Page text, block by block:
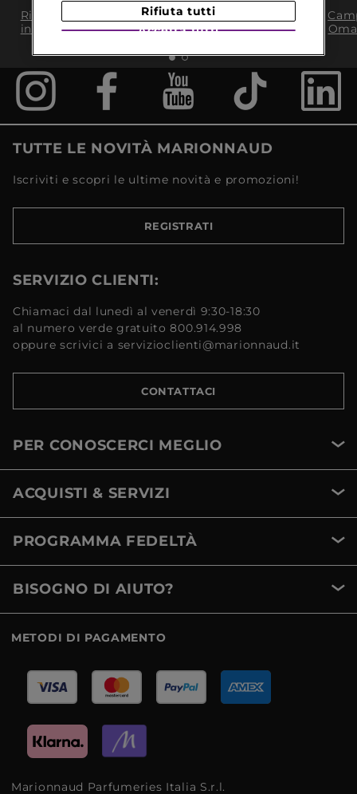
Ritiro in negozio
in 2H
Consegna Gratuita
da 35€​ in 24/48H
TUTTE LE NOVITÀ MARIONNAUD
Iscriviti e scopri le ultime novità e promozioni!
REGISTRATI
SERVIZIO CLIENTI:
Chiamaci dal lunedì al venerdì 9:30-18:30
al numero verde gratuito 800.914.998
oppure scrivici a servizioclienti@marionnaud.it
CONTATTACI
PER CONOSCERCI MEGLIO
ACQUISTI & SERVIZI
PROGRAMMA FEDELTÀ
BISOGNO DI AIUTO?
METODI DI PAGAMENTO
Marionnaud Parfumeries Italia S.r.l.
Rifiuta tutti
Accetta tutti